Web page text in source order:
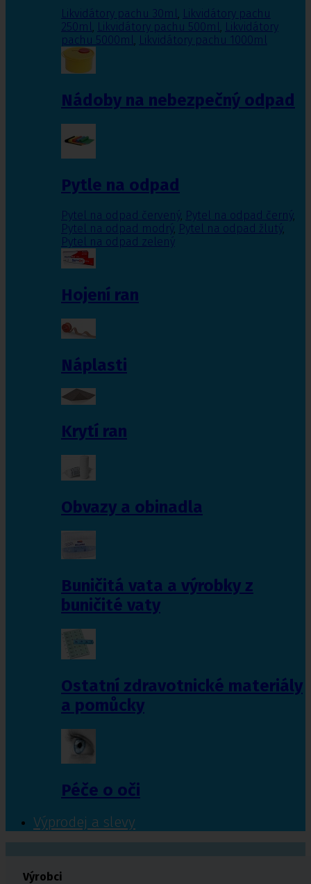
Likvidátory pachu 30ml, Likvidátory pachu
250ml, Likvidátory pachu 500ml, Likvidátory
pachu 5000ml, Likvidátory pachu 1000ml
Nádoby na nebezpečný odpad
Pytle na odpad
Pytel na odpad červený, Pytel na odpad černý,
Pytel na odpad modrý, Pytel na odpad žlutý,
Pytel na odpad zelený
Hojení ran
Náplasti
Krytí ran
Obvazy a obinadla
Buničitá vata a výrobky z
buničité vaty
Ostatní zdravotnické materiály
a pomůcky
Péče o oči
Výprodej a slevy
Výrobci